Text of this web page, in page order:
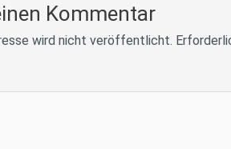
Kommentar
wird nicht veröffentlicht.